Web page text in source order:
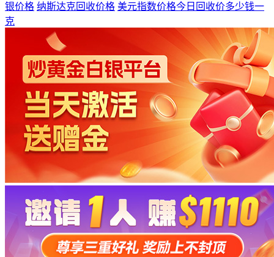
银价格 纳斯达克回收价格 美元指数价格今日回收价多少钱一
克